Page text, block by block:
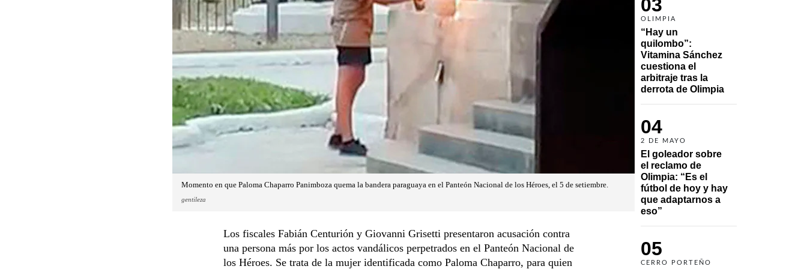
03
OLIMPIA
“Hay un
quilombo”:
Vitamina Sánchez
cuestiona el
arbitraje tras la
derrota de Olimpia
04
2 DE MAYO
El goleador sobre
el reclamo de
Olimpia: “Es el
fútbol de hoy y hay
que adaptarnos a
eso”
05
CERRO PORTEÑO
Momento en que Paloma Chaparro Panimboza quema la bandera paraguaya en el Panteón Nacional de los Héroes, el 5 de setiembre.
gentileza
Los fiscales Fabián Centurión y Giovanni Grisetti presentaron acusación contra
una persona más por los actos vandálicos perpetrados en el Panteón Nacional de
los Héroes. Se trata de la mujer identificada como Paloma Chaparro, para quien